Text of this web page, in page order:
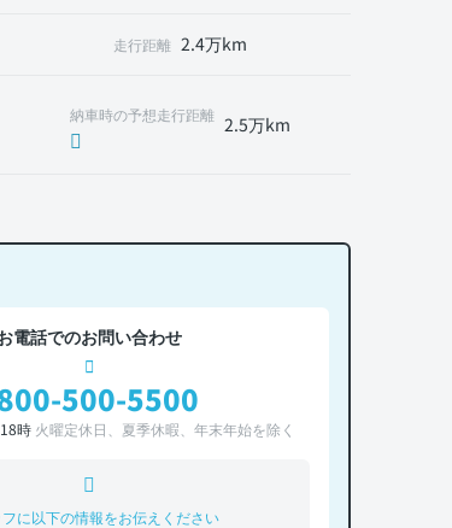
走行距離 2.4万km
納車時の予想走行距離 2.5万km
電話でのお問い合わせ
500-5500
時 火曜定休日、夏季休暇、年末年始を除く
フに以下の情報をお伝えください